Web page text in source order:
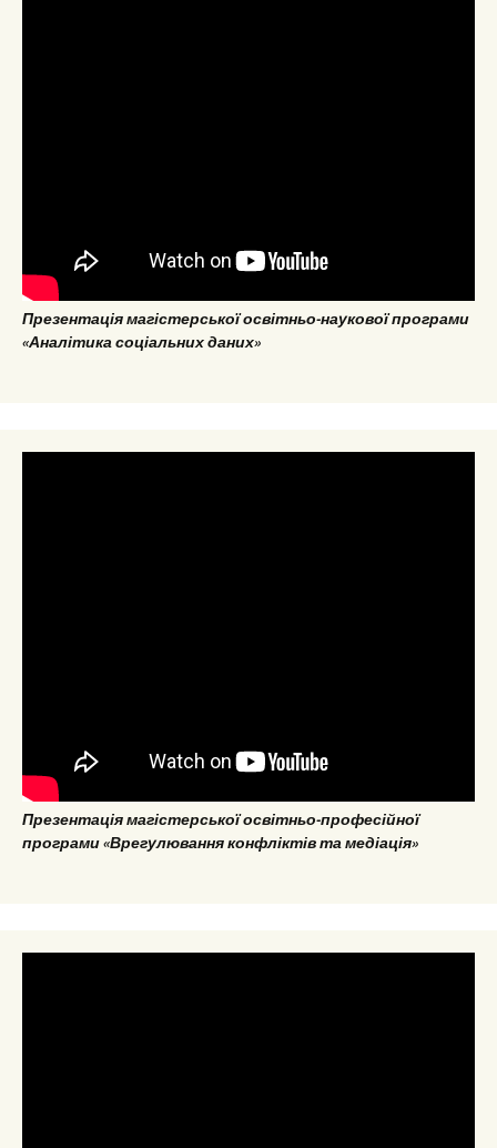
Презентація магістерської освітньо-наукової програми
«Аналітика соціальних даних»
Презентація магістерської освітньо-професійної
програми «Врегулювання конфліктів та медіація»